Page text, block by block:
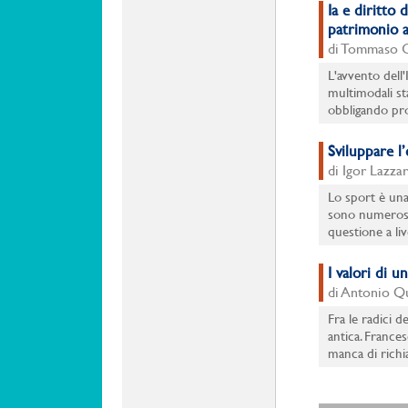
Ia e diritto
patrimonio
di Tommaso
L'avvento
multimodali
obbligando
Sviluppare
di Igor
Lo sport è
sono
questione a
I valori di
di Antonio
Fra le radici
antica.
manca di